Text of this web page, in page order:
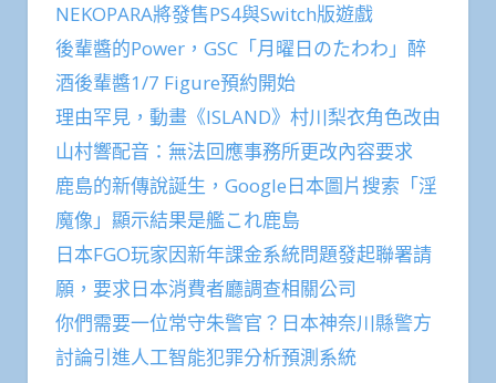
NEKOPARA將發售PS4與Switch版遊戲
後輩醬的Power，GSC「月曜日のたわわ」醉
酒後輩醬1/7 Figure預約開始
理由罕見，動畫《ISLAND》村川梨衣角色改由
山村響配音：無法回應事務所更改內容要求
鹿島的新傳說誕生，Google日本圖片搜索「淫
魔像」顯示結果是艦これ鹿島
日本FGO玩家因新年課金系統問題發起聯署請
願，要求日本消費者廳調查相關公司
你們需要一位常守朱警官？日本神奈川縣警方
討論引進人工智能犯罪分析預測系統